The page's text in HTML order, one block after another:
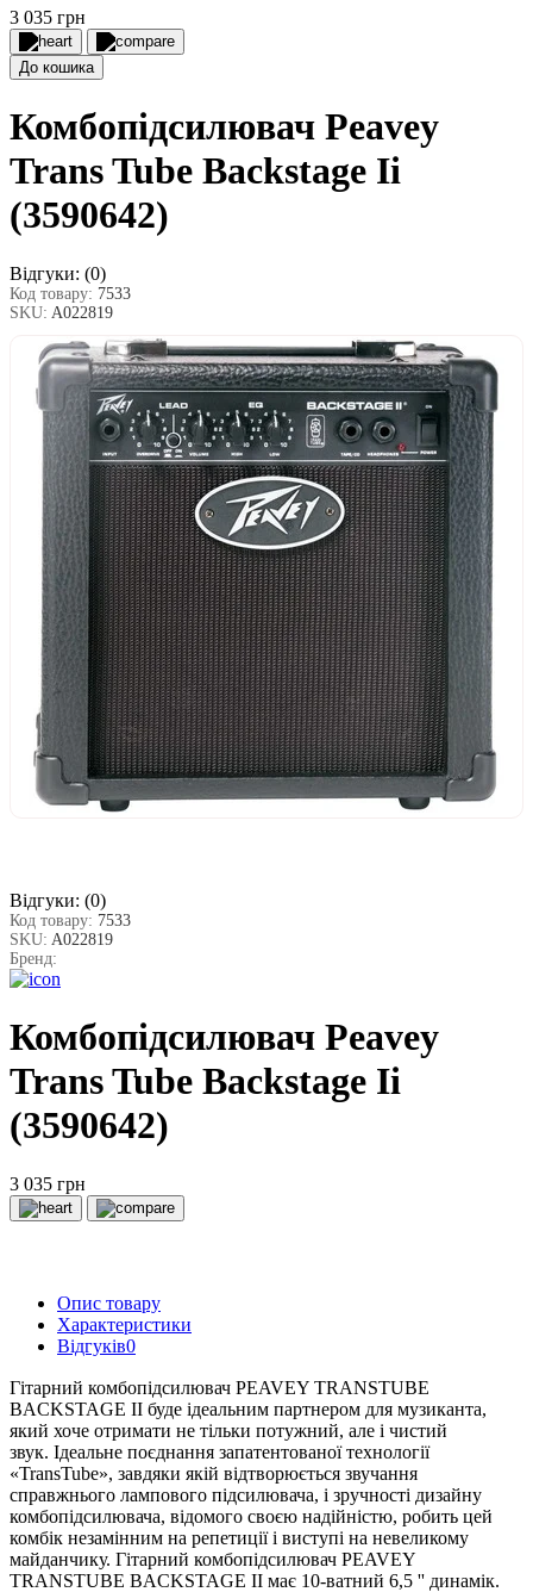
3 035 грн
До кошика
Комбопідсилювач Peavey
Trans Tube Backstage Ii
(3590642)
Відгуки: (0)
Код товару: 7533
SKU: A022819
Відгуки: (0)
Код товару: 7533
SKU: A022819
Бренд:
Комбопідсилювач Peavey
Trans Tube Backstage Ii
(3590642)
3 035 грн
Опис товару
Характеристики
Відгуків0
Гітарний комбопідсилювач PEAVEY TRANSTUBE
BACKSTAGE II буде ідеальним партнером для музиканта,
який хоче отримати не тільки потужний, але і чистий
звук. Ідеальне поєднання запатентованої технології
«TransTube», завдяки якій відтворюється звучання
справжнього лампового підсилювача, і зручності дизайну
комбопідсилювача, відомого своєю надійністю, робить цей
комбік незамінним на репетиції і виступі на невеликому
майданчику. Гітарний комбопідсилювач PEAVEY
TRANSTUBE BACKSTAGE II має 10-ватний 6,5 '' динамік.